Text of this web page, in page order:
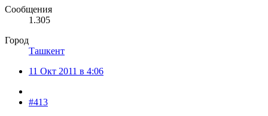
Сообщения
1.305
Город
Ташкент
11 Окт 2011 в 4:06
#413